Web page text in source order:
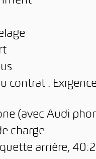
contrat :
(avec Audi
charge
arrière,